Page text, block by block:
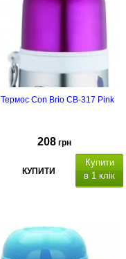
Термос Con Brio CB-317 Pink
208 грн
КУПИТИ
Купити
в 1 клік